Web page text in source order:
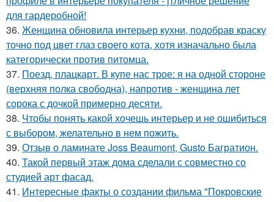
для гардеробной!
36. Женщина обновила интерьер кухни, подобрав краску
точно под цвет глаз своего кота, хотя изначально была
категорически против питомца.
37. Поезд, плацкарт. В купе нас трое: я на одной стороне
(верхняя полка свободна), напротив - женщина лет
сорока с дочкой примерно десяти.
38. Чтобы понять какой хочешь интерьер и не ошибиться
с выбором, желательно в нем пожить.
39. Отзыв о ламинате Joss Beaumont, Gusto Багратион.
40. Такой первый этаж дома сделали с совместно со
студией арт фасад.
41. Интересные факты о создании фильма "Покровские